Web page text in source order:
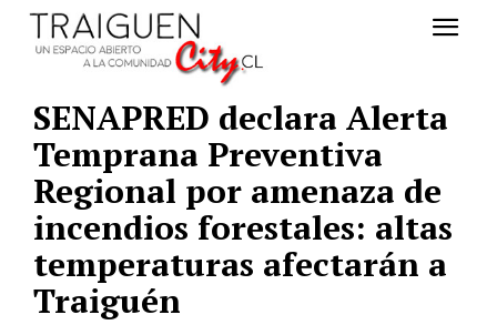
SENAPRED declara Alerta
Temprana Preventiva
Regional por amenaza de
incendios forestales: altas
temperaturas afectarán a
Traiguén